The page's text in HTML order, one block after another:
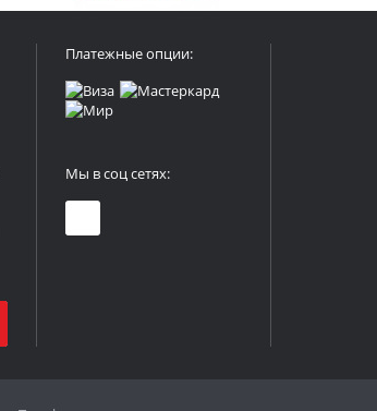
Платежные опции:
Мы в соц сетях: